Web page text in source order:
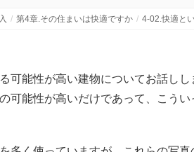
第4章.その住まいは快適ですか 4-02.快適と
可能性が高い建物についてお話しし
可能性が高いだけであって、こう